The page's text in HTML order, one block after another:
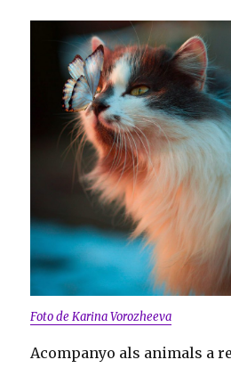
Foto de Karina Vorozheeva
Acompanyo als animals a